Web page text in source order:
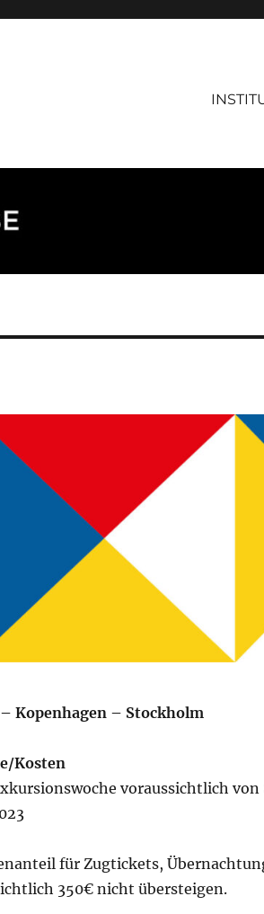
Kopenhagen – Stockholm
Kosten
voraussichtlich von
für Zugtickets,
350€ nicht übersteigen.